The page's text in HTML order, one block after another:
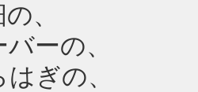
、
ーの、
ぎの、